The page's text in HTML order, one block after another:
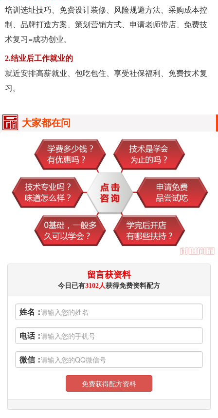
培训选址技巧、免费设计装修、风险规避方法、采购成本控
制、品牌打造方案、策划营销方式、申请老师带店、免费技
术复习=成功创业。
2.结业后工作就业的
就近安排高薪就业、包吃包住、享受社保福利、免费技术复
习。
大家都在问
留言获资料
今日已有3102人获得免费资料配方
姓名：
电话：
微信：
免费获得配方资料